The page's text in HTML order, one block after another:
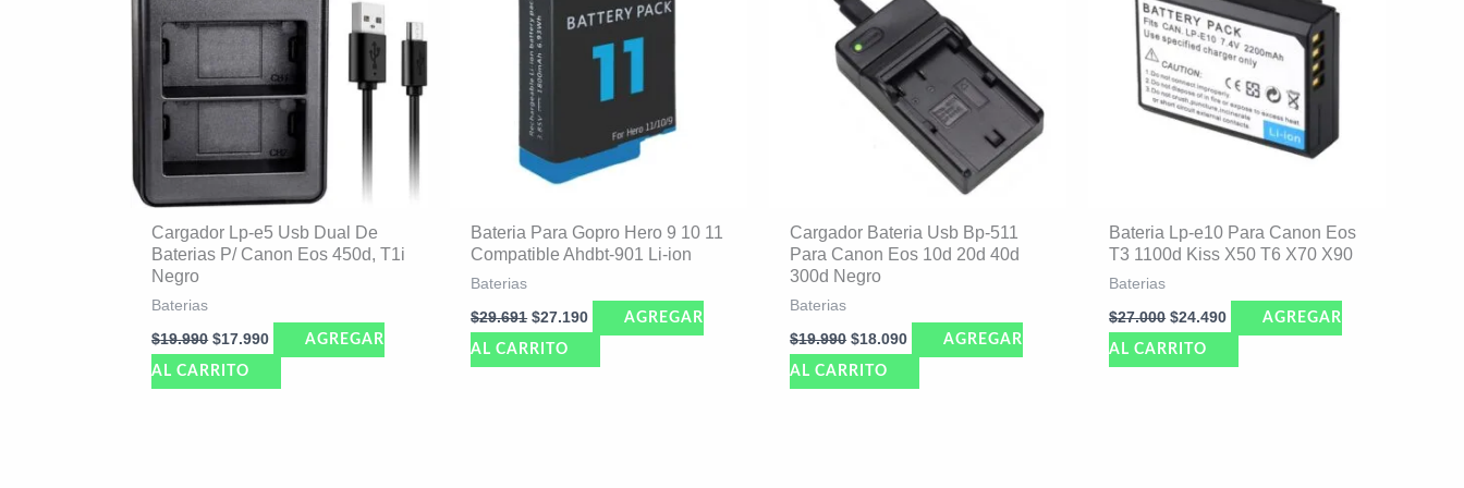
Cargador Lp-e5 Usb Dual De
Baterias P/ Canon Eos 450d, T1i
Negro
Baterias
$19.990 $17.990 AGREGAR
AL CARRITO
Bateria Para Gopro Hero 9 10 11
Compatible Ahdbt-901 Li-ion
Baterias
$29.691 $27.190 AGREGAR
AL CARRITO
Cargador Bateria Usb Bp-511
Para Canon Eos 10d 20d 40d
300d Negro
Baterias
$19.990 $18.090 AGREGAR
AL CARRITO
Bateria Lp-e10 Para Canon Eos
T3 1100d Kiss X50 T6 X70 X90
Baterias
$27.000 $24.490 AGREGAR
AL CARRITO